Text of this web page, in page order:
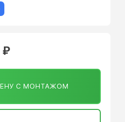
₽
С МОНТАЖОМ